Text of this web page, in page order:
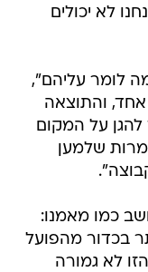
לא יכולים
לומר עליהם",
והתוצאה
להגן על המקום
שלמען
כמו מאמנו:
בכדור מהפועל
לא גמורה